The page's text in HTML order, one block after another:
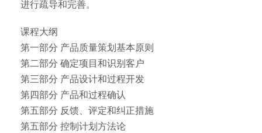
进行疏导和完善。
课程大纲
第一部分 产品质量策划基本原则
第二部分 确定项目和识别客户
第三部分 产品设计和过程开发
第四部分 产品和过程确认
第五部分 反馈、评定和纠正措施
第五部分 控制计划方法论